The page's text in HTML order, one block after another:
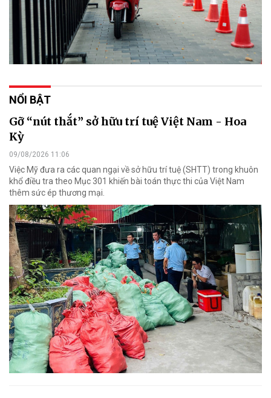
NỔI BẬT
Gỡ “nút thắt” sở hữu trí tuệ Việt Nam - Hoa
Kỳ
09/08/2026 11:06
Việc Mỹ đưa ra các quan ngại về sở hữu trí tuệ (SHTT) trong khuôn
khổ điều tra theo Mục 301 khiến bài toán thực thi của Việt Nam
thêm sức ép thương mại.